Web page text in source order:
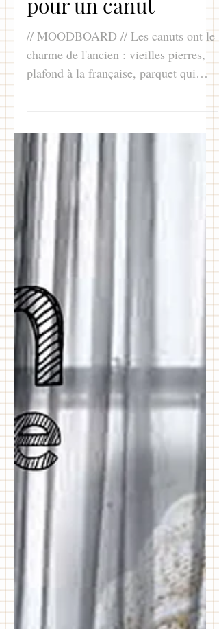
Claire Salais
15 nov. 2022
Design studieux
pour un canut
// MOODBOARD // Les canuts ont le
charme de l'ancien : vieilles pierres,
plafond à la française, parquet qui
grince. La propriétaire...